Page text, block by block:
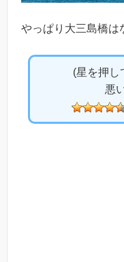
やっぱり大三島橋は
(星を押し
悪